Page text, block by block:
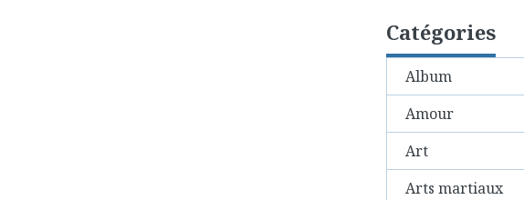
Catégories
Album
Amour
Art
Arts martiaux